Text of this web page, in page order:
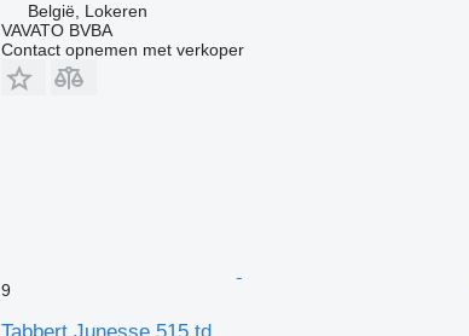
België, Lokeren
VAVATO BVBA
Contact opnemen met verkoper
9